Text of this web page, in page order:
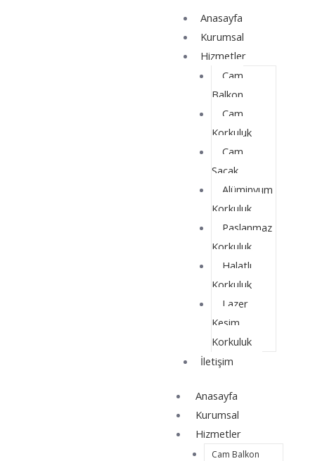
Anasayfa
Kurumsal
Hizmetler
Cam
Balkon
Cam
Korkuluk
Cam
Saçak
Alüminyum
Korkuluk
Paslanmaz
Korkuluk
Halatlı
Korkuluk
Lazer
Kesim
Korkuluk
İletişim
Anasayfa
Kurumsal
Hizmetler
Cam Balkon